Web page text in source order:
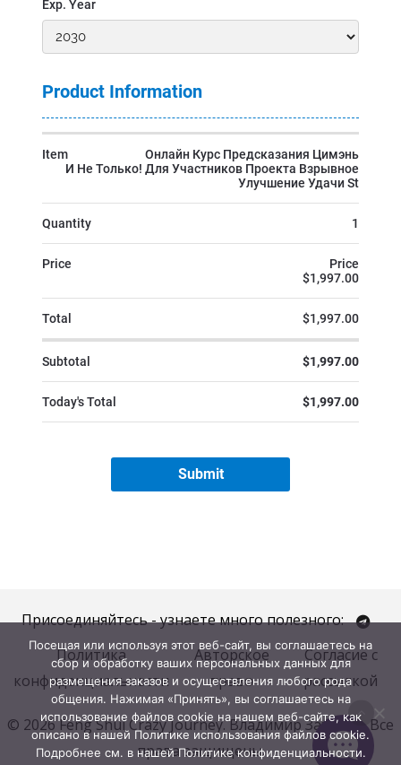
Присоединяйтесь - узнаете много полезного:
Политика
конфиденциальности
Авторское
право
Согласие с
рассылкой
© 2026 Feng Shui Crazy Journey. Владимир Захаров. Все
права защищены.
Посещая или используя этот веб-сайт, вы соглашаетесь на
сбор и обработку ваших персональных данных для
размещения заказов и осуществления любого рода
общения. Нажимая «Принять», вы соглашаетесь на
использование файлов cookie на нашем веб-сайте, как
описано в нашей Политике использования файлов cookie.
Подробнее см. в нашей Политике конфиденциальности.